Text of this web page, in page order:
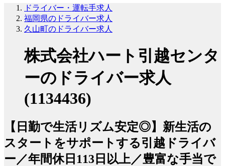
ドライバー・運転手求人
福岡県のドライバー求人
久山町のドライバー求人
株式会社ハート引越センタ
ーのドライバー求人
(1134436)
【日勤で生活リズム安定◎】新生活の
スタートをサポートする引越ドライバ
ー／年間休日113日以上／豊富な手当で